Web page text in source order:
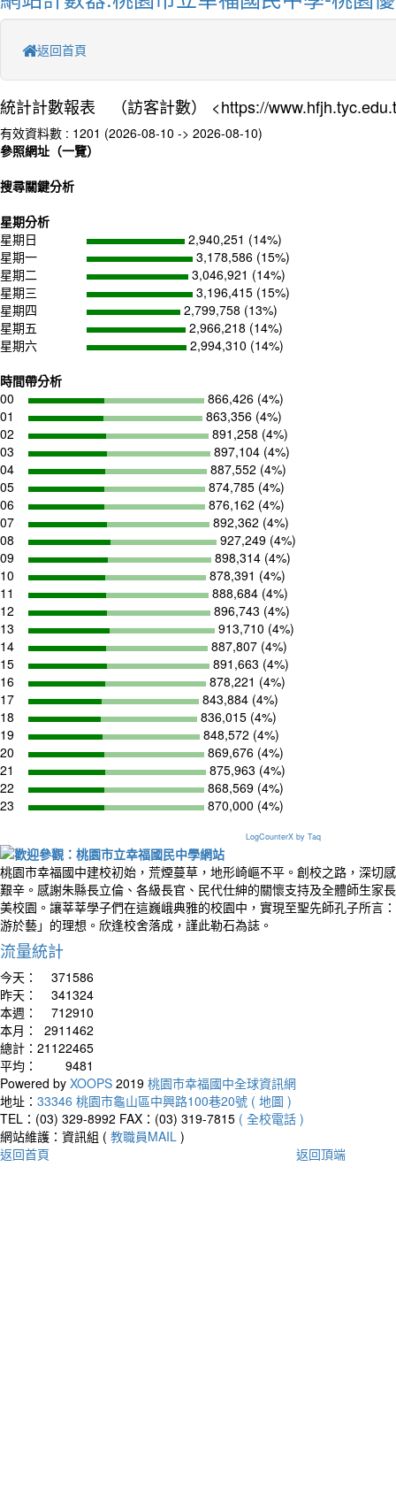
返回首頁
統計計數報表 （訪客計數） <https://
有效資料數 : 1201 (2026-08-10 -> 2026-08-10)
參照網址（一覽）
搜尋關鍵分析
星期分析
星期日
2,940,251 (14%)
星期一
3,178,586 (15%)
星期二
3,046,921 (14%)
星期三
3,196,415 (15%)
星期四
2,799,758 (13%)
星期五
2,966,218 (14%)
星期六
2,994,310 (14%)
時間帶分析
00
866,426 (4%)
01
863,356 (4%)
02
891,258 (4%)
03
897,104 (4%)
04
887,552 (4%)
05
874,785 (4%)
06
876,162 (4%)
07
892,362 (4%)
08
927,249 (4%)
09
898,314 (4%)
10
878,391 (4%)
11
888,684 (4%)
12
896,743 (4%)
13
913,710 (4%)
14
887,807 (4%)
15
891,663 (4%)
16
878,221 (4%)
17
843,884 (4%)
18
836,015 (4%)
19
848,572 (4%)
20
869,676 (4%)
21
875,963 (4%)
22
868,569 (4%)
23
870,000 (4%)
LogCounterX by Taq
桃園市幸福國中建校初始，荒煙蔓草，地形崎嶇不平。創校之路，深切
艱辛。感謝朱縣長立倫、各級長官、民代仕紳的關懷支持及全體師生家
美校園。讓莘莘學子們在這巍峨典雅的校園中，實現至聖先師孔子所言
游於藝」的理想。欣逢校舍落成，謹此勒石為誌。
流量統計
今天：
371586
昨天：
341324
本週：
712910
本月：
2911462
總計： 21122465
平均：
9481
Powered by XOOPS 2019 桃園市幸福國中全球資訊網
地址： 33346 桃園市龜山區中興路100巷20號 ( 地圖 )
TEL：(03) 329-8992 FAX：(03) 319-7815 ( 全校電話 )
網站維護：資訊組 ( 教職員MAIL )
返回首頁
返回頂端